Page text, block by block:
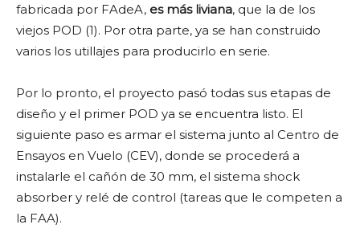
fabricada por FAdeA, es más liviana, que la de los
viejos POD (1). Por otra parte, ya se han construido
varios los utillajes para producirlo en serie.
Por lo pronto, el proyecto pasó todas sus etapas de
diseño y el primer POD ya se encuentra listo. El
siguiente paso es armar el sistema junto al Centro de
Ensayos en Vuelo (CEV), donde se procederá a
instalarle el cañón de 30 mm, el sistema shock
absorber y relé de control (tareas que le competen a
la FAA).